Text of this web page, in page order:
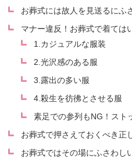
お葬式には故人を見送るにふ
マナー違反！お葬式で着ては
1.カジュアルな服装
2.光沢感のある服
3.露出の多い服
4.殺生を彷彿とさせる服
素足での参列もNG！スト
お葬式で押さえておくべき正
お葬式ではその場にふさわし